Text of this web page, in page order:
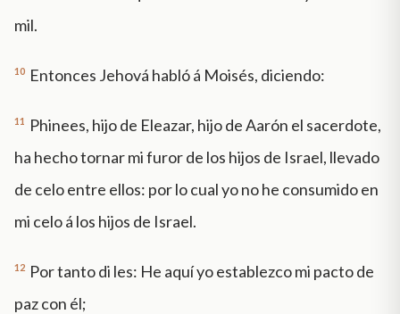
mil.
10 Entonces Jehová habló á Moisés, diciendo:
11
Phinees, hijo de Eleazar, hijo de Aarón el sacerdote,
ha hecho tornar mi furor de los hijos de Israel, llevado
de celo entre ellos: por lo cual yo no he consumido en
mi celo á los hijos de Israel.
12 Por tanto di les: He aquí yo establezco mi pacto de
paz con él;